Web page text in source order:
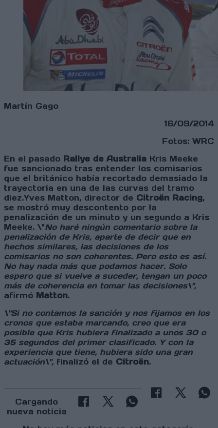
Martín Gago
16/09/2014
Fotos: WRC
En el pasado Rallye de Australia Kris Meeke
fue sancionado tras entender los comisarios
que el británico había recortado demasiado la
trayectoria en una de las curvas del tramo
diez.Yves Matton, director de Citroën Racing,
se mostró muy descontento por la
penalización de un minuto y un segundo a Kris
Meeke. \"No haré ningún comentario sobre la
penalización de Kris, aparte de decir que en
hechos similares, las decisiones de los
comisarios no son coherentes. Pero esto es así.
No hay nada más que podamos hacer. Solo
espero que si vuelve a suceder, tengan un poco
más de coherencia en tomar las decisiones\",
afirmó Matton.
\"Si no contamos la sanción y nos fijamos en los
cronos que estaba marcando, creo que era
posible que Kris hubiera finalizado a unos 30 o
35 segundos del primer clasificado. Y con la
experiencia que tiene, hubiera sido una gran
actuación\", finalizó el de Citroën.
Cargando
nueva noticia